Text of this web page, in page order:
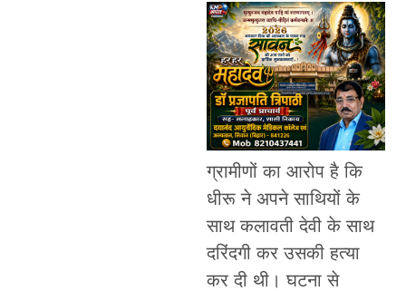
ग्रामीणों का आरोप है कि
धीरू ने अपने साथियों के
साथ कलावती देवी के साथ
दरिंदगी कर उसकी हत्या
कर दी थी। घटना से